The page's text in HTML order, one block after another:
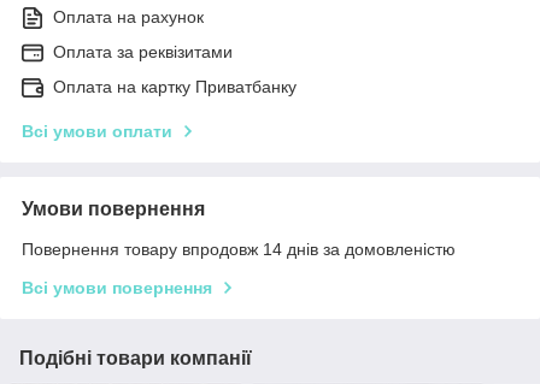
Оплата на рахунок
Оплата за реквізитами
Оплата на картку Приватбанку
Всі умови оплати
Умови повернення
Повернення товару впродовж 14 днів за домовленістю
Всі умови повернення
Подібні товари компанії